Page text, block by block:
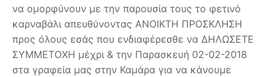
να ομορφύνουν με την παρουσία τους το φετινό
καρναβάλι απευθύνοντας ΑΝΟΙΚΤΗ ΠΡΟΣΚΛΗΣΗ
προς όλους εσάς που ενδιαφέρεσθε να ΔΗΛΩΣΕΤΕ
ΣΥΜΜΕΤΟΧΗ μέχρι & την Παρασκευή 02-02-2018
στα γραφεία μας στην Καμάρα για να κάνουμε